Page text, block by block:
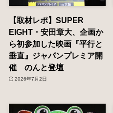
【取材レポ】SUPER
EIGHT・安田章大、企画か
ら初参加した映画『平行と
垂直』ジャパンプレミア開
催 のんと登壇
2026年7月2日